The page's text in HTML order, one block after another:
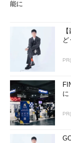
に稼働していなけ
メンテナンス期
あります。
能に
ど
に